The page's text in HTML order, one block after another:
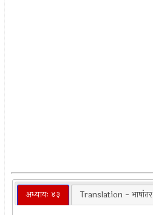
अध्यायः ४३ Translation - भाषांतर